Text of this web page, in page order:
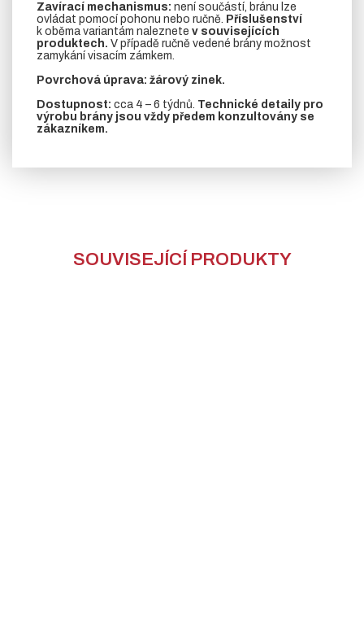
Zavírací mechanismus: není součástí, bránu lze
ovládat pomocí pohonu nebo ručně. Příslušenství
k oběma variantám naleznete v souvisejících
produktech. V případě ručně vedené brány možnost
zamykání visacím zámkem.
Povrchová úprava: žárový zinek.
Dostupnost: cca 4 – 6 týdnů. Technické detaily pro
výrobu brány jsou vždy předem konzultovány se
zákazníkem.
SOUVISEJÍCÍ PRODUKTY